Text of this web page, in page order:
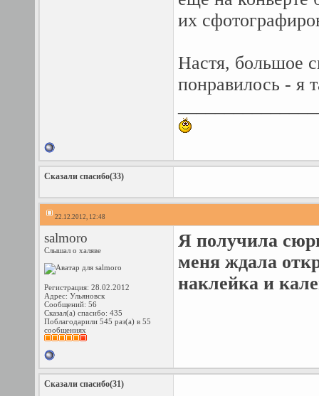
их
Настя, большое
понравилось - я
Сказали спасибо(33)
22.12.2012, 12:48
salmoro
Слышал о халяве
Регистрация: 28.02.2012
Адрес: Ульяновск
Сообщений: 56
Сказал(а) спасибо: 435
Поблагодарили 545 раз(а) в 55
сообщениях
Я получила
меня ждала
наклейка и
Сказали спасибо(31)